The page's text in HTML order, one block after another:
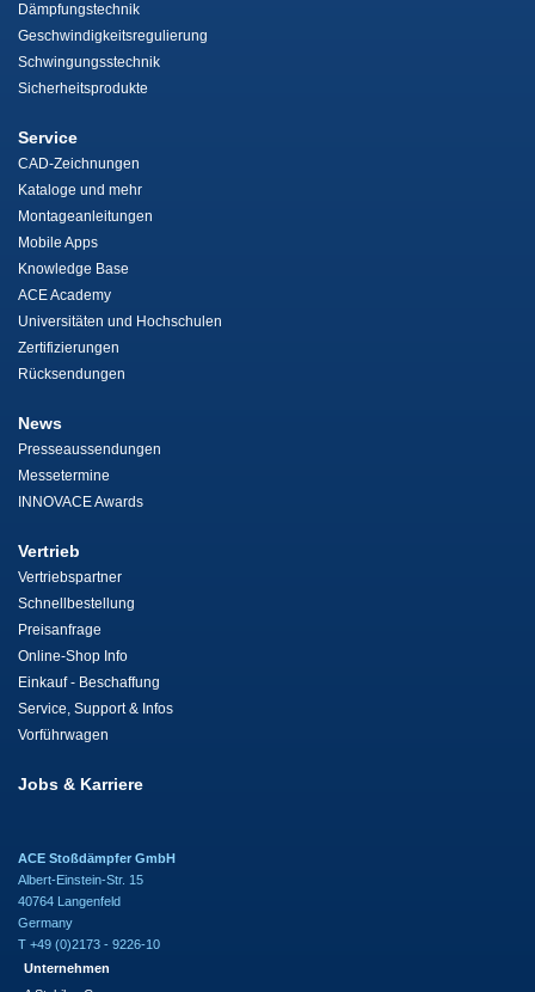
Dämpfungstechnik
Geschwindigkeitsregulierung
Schwingungsstechnik
Sicherheitsprodukte
Service
CAD-Zeichnungen
Kataloge und mehr
Montageanleitungen
Mobile Apps
Knowledge Base
ACE Academy
Universitäten und Hochschulen
Zertifizierungen
Rücksendungen
News
Presseaussendungen
Messetermine
INNOVACE Awards
Vertrieb
Vertriebspartner
Schnellbestellung
Preisanfrage
Online-Shop Info
Einkauf - Beschaffung
Service, Support & Infos
Vorführwagen
Jobs & Karriere
ACE Stoßdämpfer GmbH
Albert-Einstein-Str. 15
40764 Langenfeld
Germany
T +49 (0)2173 - 9226-10
Unternehmen